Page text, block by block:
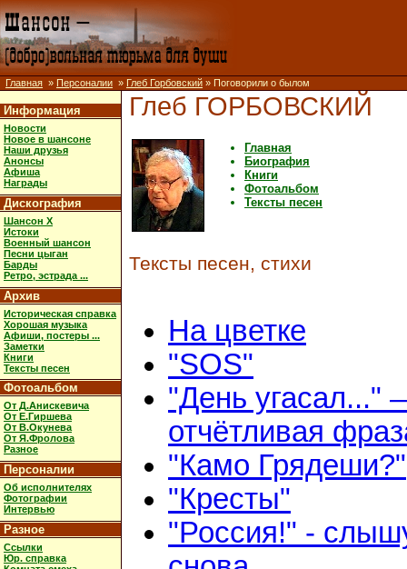
Главная » Персоналии » Глеб Горбовский » Поговорили о былом
Информация
Новости
Новое в шансоне
Наши друзья
Анонсы
Афиша
Награды
Дискография
Шансон X
Истоки
Военный шансон
Песни цыган
Барды
Ретро, эстрада ...
Архив
Историческая справка
Хорошая музыка
Афиши, постеры ...
Заметки
Книги
Тексты песен
Фотоальбом
От Д.Анискевича
От Е.Гиршева
От В.Окунева
От Я.Фролова
Разное
Персоналии
Об исполнителях
Фотографии
Интервью
Разное
Ссылки
Юр. справка
Глеб ГОРБОВСКИЙ
Главная
Биография
Книги
Фотоальбом
Тексты песен
Тексты песен, стихи
На цветке
"SOS"
"День угасал..."
отчётливая
"Камо Грядеши?"
"Кресты"
"Россия!" -